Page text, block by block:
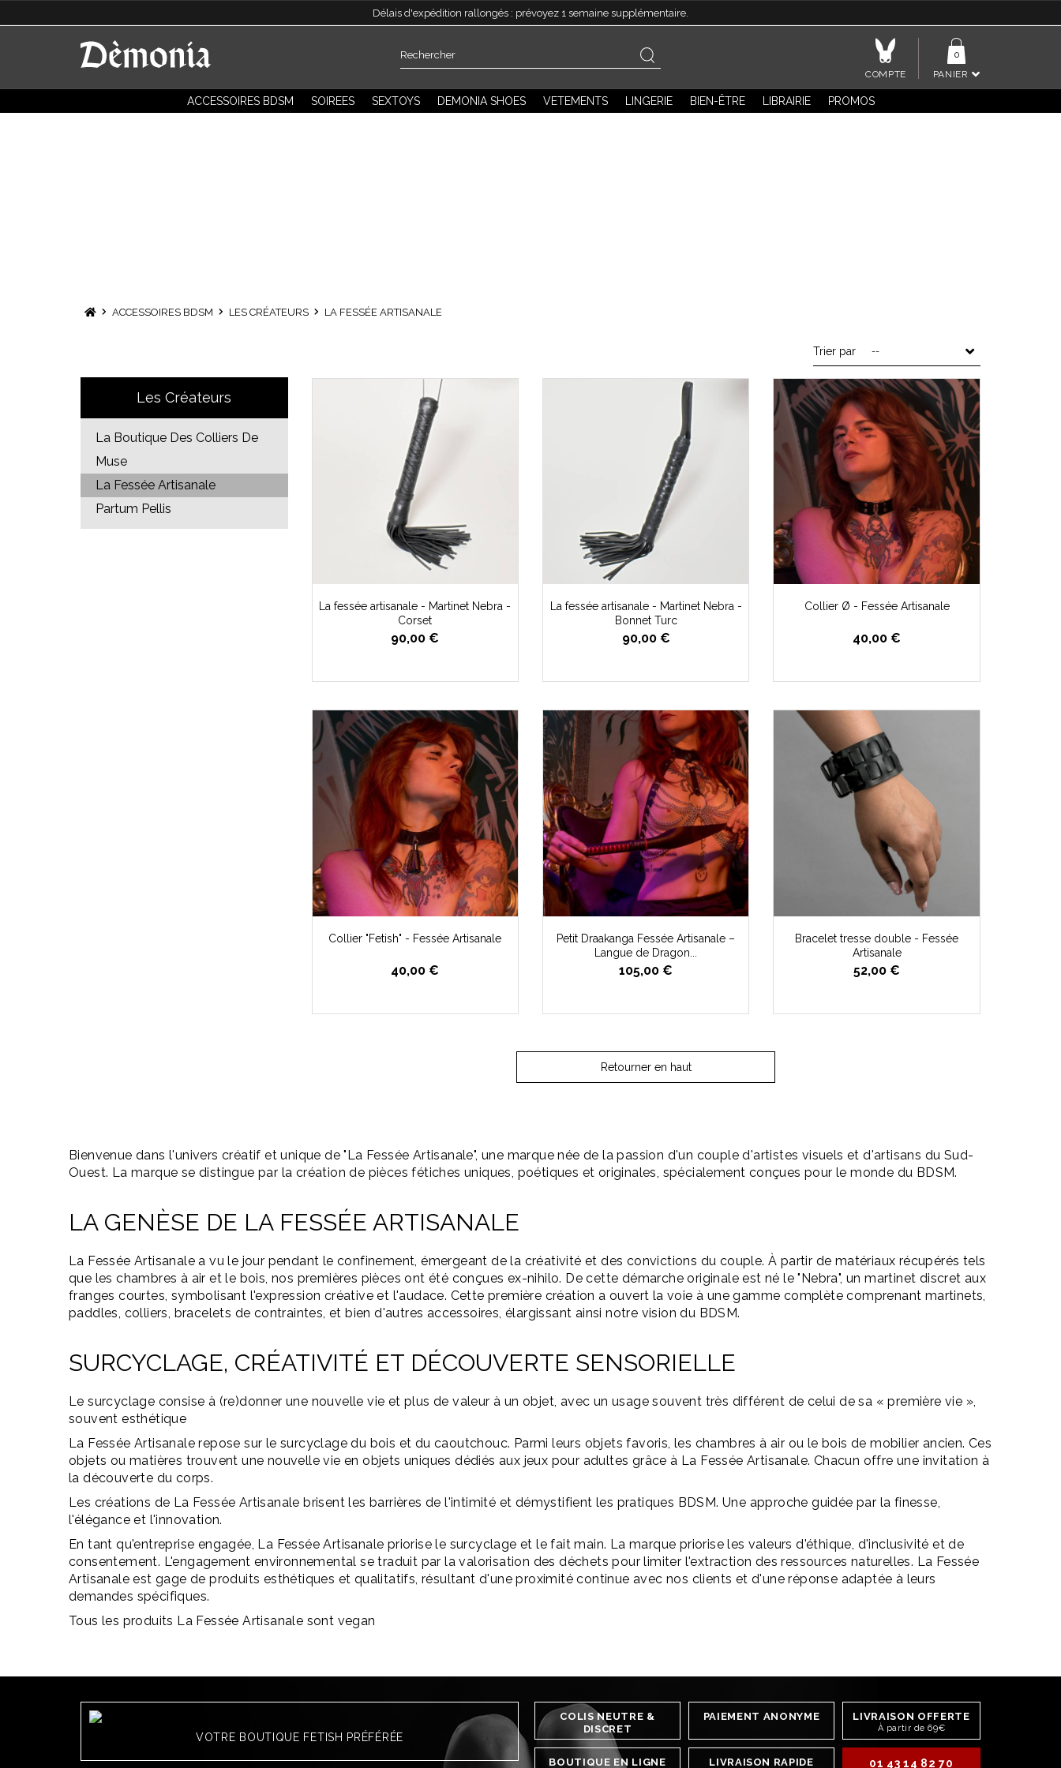
Délais d'expédition rallongés : prévoyez 1 semaine supplémentaire.
PANIER
0
COMPTE
ACCESSOIRES BDSM SOIREES SEXTOYS DEMONIA SHOES VETEMENTS LINGERIE BIEN-ÊTRE LIBRAIRIE PROMOS
ACCESSOIRES BDSM LES CRÉATEURS LA FESSÉE ARTISANALE
Les Créateurs
La Boutique Des Colliers De
Muse
La Fessée Artisanale
Partum Pellis
Trier par --
La fessée artisanale - Martinet Nebra -
Corset
90,00 €
La fessée artisanale - Martinet Nebra -
Bonnet Turc
90,00 €
Collier Ø - Fessée Artisanale
40,00 €
Collier "Fetish" - Fessée Artisanale
40,00 €
Petit Draakanga Fessée Artisanale –
Langue de Dragon...
105,00 €
Bracelet tresse double - Fessée
Artisanale
52,00 €
Retourner en haut
Bienvenue dans l'univers créatif et unique de "La Fessée Artisanale", une marque née de la passion d'un couple d'artistes visuels et d'artisans du Sud-
Ouest. La marque se distingue par la création de pièces fétiches uniques, poétiques et originales, spécialement conçues pour le monde du BDSM.
LA GENÈSE DE LA FESSÉE ARTISANALE
La Fessée Artisanale a vu le jour pendant le confinement, émergeant de la créativité et des convictions du couple. À partir de matériaux récupérés tels
que les chambres à air et le bois, nos premières pièces ont été conçues ex-nihilo. De cette démarche originale est né le "Nebra", un martinet discret aux
franges courtes, symbolisant l'expression créative et l'audace. Cette première création a ouvert la voie à une gamme complète comprenant martinets,
paddles, colliers, bracelets de contraintes, et bien d'autres accessoires, élargissant ainsi notre vision du BDSM.
SURCYCLAGE, CRÉATIVITÉ ET DÉCOUVERTE SENSORIELLE
Le surcyclage consise à (re)donner une nouvelle vie et plus de valeur à un objet, avec un usage souvent très différent de celui de sa « première vie »,
souvent esthétique
La Fessée Artisanale repose sur le surcyclage du bois et du caoutchouc. Parmi leurs objets favoris, les chambres à air ou le bois de mobilier ancien. Ces
objets ou matières trouvent une nouvelle vie en objets uniques dédiés aux jeux pour adultes grâce à La Fessée Artisanale. Chacun offre une invitation à
la découverte du corps.
Les créations de La Fessée Artisanale brisent les barrières de l'intimité et démystifient les pratiques BDSM. Une approche guidée par la finesse,
l'élégance et l'innovation.
En tant qu'entreprise engagée, La Fessée Artisanale priorise le surcyclage et le fait main. La marque priorise les valeurs d'éthique, d'inclusivité et de
consentement. L'engagement environnemental se traduit par la valorisation des déchets pour limiter l'extraction des ressources naturelles. La Fessée
Artisanale est gage de produits esthétiques et qualitatifs, résultant d'une proximité continue avec nos clients et d'une réponse adaptée à leurs
demandes spécifiques.
Tous les produits La Fessée Artisanale sont vegan
VOTRE BOUTIQUE FETISH PRÉFÉRÉE
COLIS NEUTRE &
DISCRET
PAIEMENT ANONYME LIVRAISON OFFERTE
À partir de 69€
BOUTIQUE EN LIGNE LIVRAISON RAPIDE 01 43 14 82 70